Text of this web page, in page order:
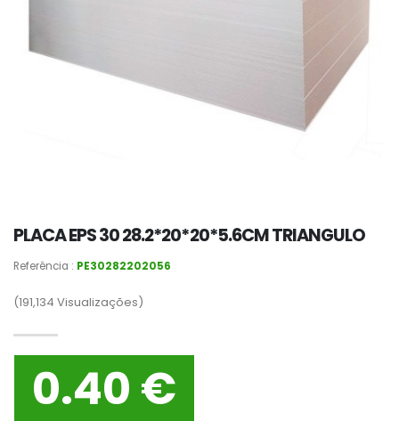
PLACA EPS 30 28.2*20*20*5.6CM TRIANGULO
Referência : PE30282202056
(191,134 Visualizações)
0.40 €